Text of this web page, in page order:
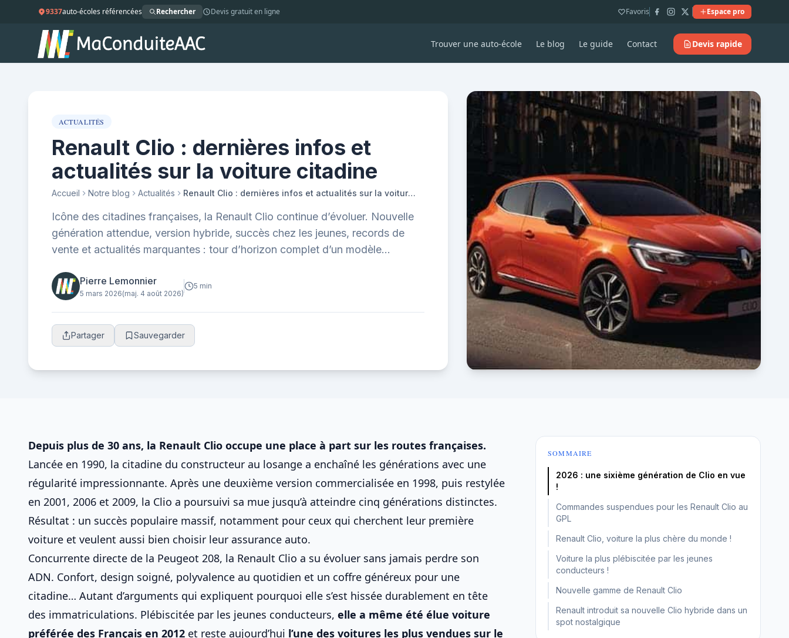
9337auto-écoles référencées Rechercher Devis gratuit en ligne Favoris Espace pro
Trouver une auto-école Le blog Le guide Contact Devis rapide
ACTUALITÉS
Renault Clio : dernières infos et
actualités sur la voiture citadine
Accueil Notre blog Actualités Renault Clio : dernières infos et actualités sur la voiture citadine
Icône des citadines françaises, la Renault Clio continue d’évoluer. Nouvelle
génération attendue, version hybride, succès chez les jeunes, records de
vente et actualités marquantes : tour d’horizon complet d’un modèle
Pierre Lemonnier
5 mars 2026(maj. 4 août 2026)
5 min
Partager Sauvegarder
Depuis plus de 30 ans, la Renault Clio occupe une place à part sur les routes françaises.
Lancée en 1990, la citadine du constructeur au losange a enchaîné les générations avec une
régularité impressionnante. Après une deuxième version commercialisée en 1998, puis restylée
en 2001, 2006 et 2009, la Clio a poursuivi sa mue jusqu’à atteindre cinq générations distinctes.
Résultat : un succès populaire massif, notamment pour ceux qui cherchent leur première
voiture et veulent aussi bien choisir leur assurance auto.
Concurrente directe de la Peugeot 208, la Renault Clio a su évoluer sans jamais perdre son
ADN. Confort, design soigné, polyvalence au quotidien et un coffre généreux pour une
citadine… Autant d’arguments qui expliquent pourquoi elle s’est hissée durablement en tête
des immatriculations. Plébiscitée par les jeunes conducteurs, elle a même été élue voiture
préférée des Français en 2012 et reste aujourd’hui l’une des voitures les plus vendues sur le
SOMMAIRE
2026 : une sixième génération de Clio en vue
!
Commandes suspendues pour les Renault Clio au
GPL
Renault Clio, voiture la plus chère du monde !
Voiture la plus plébiscitée par les jeunes
conducteurs !
Nouvelle gamme de Renault Clio
Renault introduit sa nouvelle Clio hybride dans un
spot nostalgique